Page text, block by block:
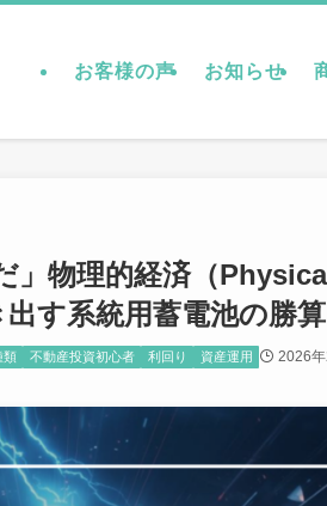
お客様の声 お知らせ
」物理的経済（
す系統用蓄電池の勝算
類 不動産投資初心者 利回り 資産運用 2026